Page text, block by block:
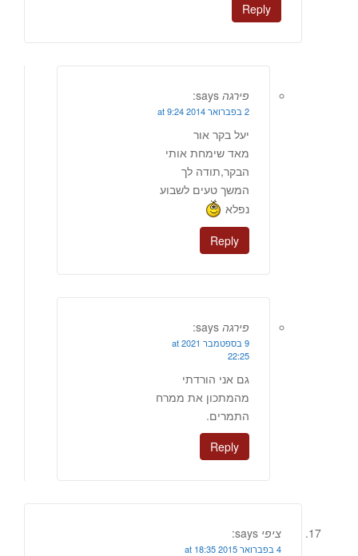
Reply
פירגה says:
2 בפברואר 2014 at 9:24
יעל בקר אור
מאד שימחת אותי
הבקר,תודה לך
המשך טעים לשבוע
נפלא
Reply
פירגה says:
9 בספטמבר 2021 at
22:25
גם אני הורדתי
מהמתכון את ממרח
התמרים.
Reply
ציפי says:
4 בפברואר 2015 at 18:35